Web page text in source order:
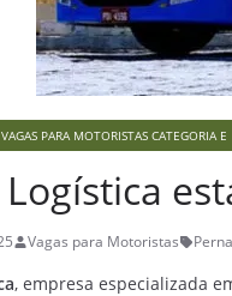
VAGAS PARA MOTORISTAS CATEGORIA E
Vagas para Motoristas
, empresa especializada